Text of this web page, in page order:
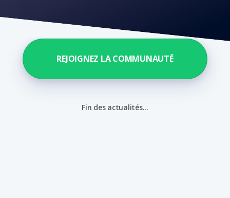
REJOIGNEZ LA COMMUNAUTÉ
Fin des actualités...